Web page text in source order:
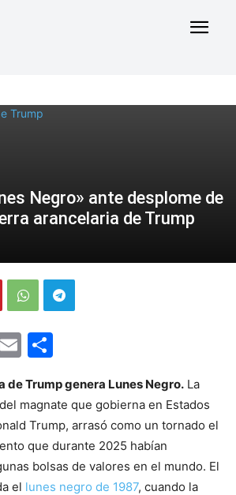
Negro» ante desplome de
arancelaria de Trump
Email
de Trump genera Lunes Negro. La
magnate que gobierna en Estados
Trump, arrasó como un tornado el
que durante 2025 habían
bolsas de valores en el mundo. El
el lunes negro de 1987, cuando la